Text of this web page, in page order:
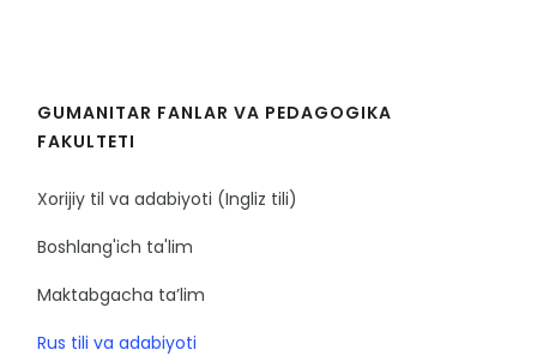
GUMANITAR FANLAR VA PEDAGOGIKA
FAKULTETI
Xorijiy til va adabiyoti (Ingliz tili)
Boshlang'ich ta'lim
Maktabgacha ta’lim
Rus tili va adabiyoti